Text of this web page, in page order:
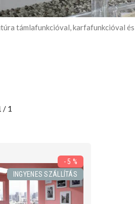
támlafunkcióval, karfafunkcióval
/ 1
- 5 %
INGYENES SZÁLLÍTÁS